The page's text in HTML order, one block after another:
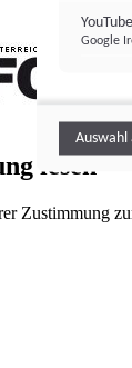
lesen
Zustimmung
YouTube
Google